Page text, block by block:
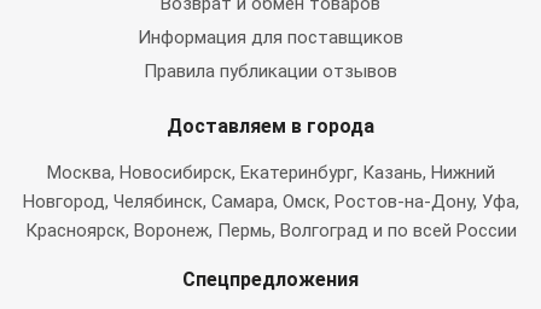
Информация для поставщиков
Правила публикации отзывов
Доставляем в города
Москва, Новосибирск, Екатеринбург, Казань, Нижний
Новгород, Челябинск, Самара, Омск, Ростов-на-Дону, Уфа,
Красноярск, Воронеж, Пермь, Волгоград и по всей России
Спецпредложения